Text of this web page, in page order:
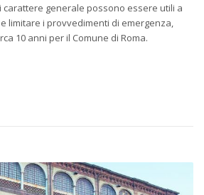
carattere generale possono essere utili a
limitare i provvedimenti di emergenza,
10 anni per il Comune di Roma.